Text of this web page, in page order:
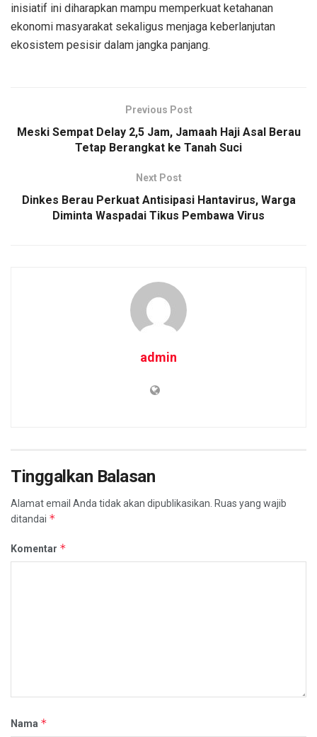
inisiatif ini diharapkan mampu memperkuat ketahanan
ekonomi masyarakat sekaligus menjaga keberlanjutan
ekosistem pesisir dalam jangka panjang.
Previous Post
Meski Sempat Delay 2,5 Jam, Jamaah Haji Asal Berau
Tetap Berangkat ke Tanah Suci
Next Post
Dinkes Berau Perkuat Antisipasi Hantavirus, Warga
Diminta Waspadai Tikus Pembawa Virus
admin
Tinggalkan Balasan
Alamat email Anda tidak akan dipublikasikan. Ruas yang wajib
ditandai *
Komentar *
Nama *